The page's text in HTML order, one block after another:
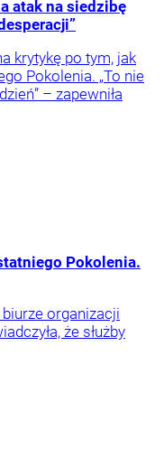
atak na siedzibę
krytykę po tym, jak
Pokolenia. „To nie
– zapewniła
Pokolenia.
organizacji
że służby